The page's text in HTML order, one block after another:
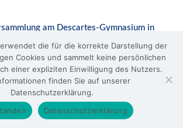
am Descartes-Gymnasium in
Gesetzentwurf zur Änderung des
© 2026 LEV Bayern
die für die korrekte Darstellung der
Cookies und sammelt keine persönlichen
einer expliziten Einwilligung des Nutzers.
finden Sie auf unserer
Datenschutzerklärung.
Datenschutzerklärung